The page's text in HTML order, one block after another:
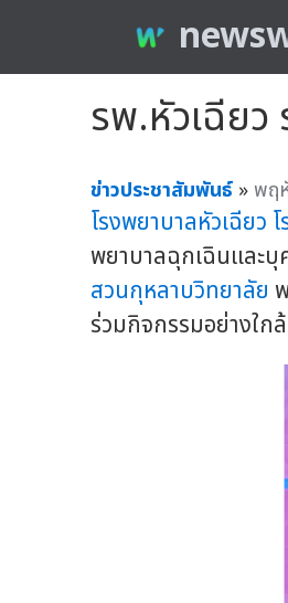
รพ.หัวเฉีย
ข่าวประชาสัมพันธ์ »พฤ
โรงพยาบาลหัวเฉียว
พยาบาลฉุกเฉินและ
สวนกุหลาบวิทยาลัย
ร่วมกิจกรรมอย่างใ